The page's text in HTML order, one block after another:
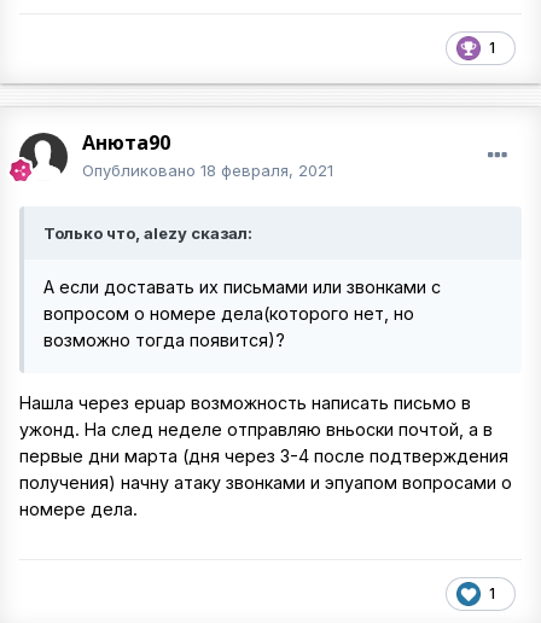
1
Анюта90
Опубликовано 18 февраля, 2021
Только что, alezy сказал:
А если доставать их письмами или звонками с
вопросом о номере дела(которого нет, но
возможно тогда появится)?
Нашла через epuap возможность написать письмо в
ужонд. На след неделе отправляю вньоски почтой, а в
первые дни марта (дня через 3-4 после подтверждения
получения) начну атаку звонками и эпуапом вопросами о
номере дела.
1